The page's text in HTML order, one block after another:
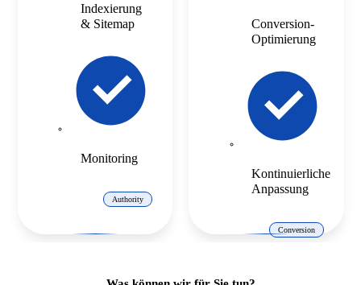
Indexierung
& Sitemap
Monitoring
Authority
Conversion-
Optimierung
Kontinuierliche
Anpassung
Conversion